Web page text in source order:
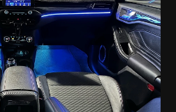
品質
愛車維持最佳狀態